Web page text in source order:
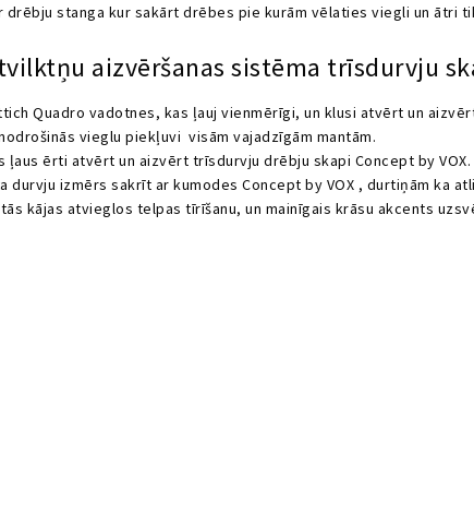
drēbju stanga kur sakārt drēbes pie kurām vēlaties viegli un ātri
aizvēršanas sistēma trīsdurvju
Quadro vadotnes, kas ļauj vienmērīgi, un klusi atvērt un
vieglu piekļuvi visām vajadzīgām mantām.
ērti atvērt un aizvērt trīsdurvju drēbju skapi Concept by
durvju izmērs sakrīt ar kumodes Concept by VOX , durtiņām ka
kājas atvieglos telpas tīrīšanu, un mainīgais krāsu akcents